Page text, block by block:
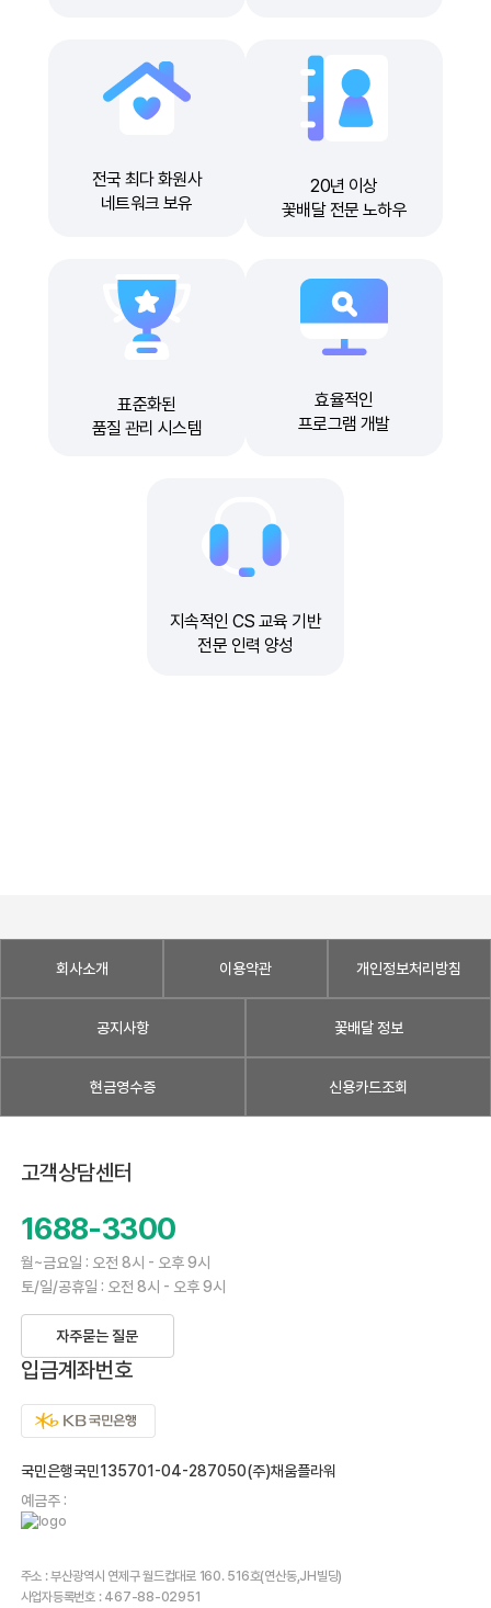
전국 최다 화원사
네트워크 보유
20년 이상
꽃배달 전문 노하우
표준화된
품질 관리 시스템
효율적인
프로그램 개발
지속적인 CS 교육 기반
전문 인력 양성
회사소개 이용약관 개인정보처리방침
공지사항 꽃배달 정보
현금영수증 신용카드조회
고객상담센터
1688-3300
월~금요일 : 오전 8시 - 오후 9시
토/일/공휴일 : 오전 8시 - 오후 9시
자주묻는 질문
입금계좌번호
국민은행국민135701-04-287050(주)채움플라워
예금주 :
주소 : 부산광역시 연제구 월드컵대로 160. 516호(연산동,JH빌딩)
사업자등록번호 : 467-88-02951